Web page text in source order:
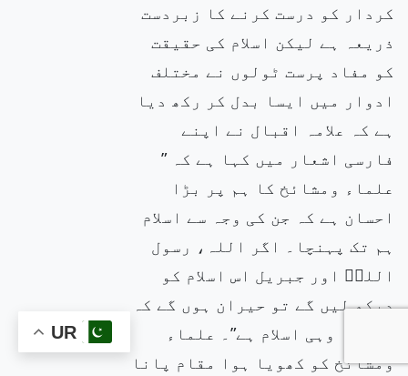
کردار کو درست کرنے کا زبردست
ذریعہ ہے لیکن اسلام کی حقیقت
کو مفاد پرست ٹولوں نے مختلف
ادوار میں ایسا بدل کر رکھ دیا
ہے کہ علامہ اقبال نے اپنے
فارسی اشعار میں کہا ہے کہ ”
علماء ومشائخ کا ہم پر بڑا
احسان ہے کہ جن کی وجہ سے اسلام
ہم تک پہنچا۔ اگر اللہ، رسول
اللہۖ اور جبریل اس اسلام کو
دیکھ لیں گے تو حیران ہوں گے کہ
کیا یہ وہی اسلام ہے”۔ علماء
ومشائخ کو کھویا ہوا مقام پانا
UR